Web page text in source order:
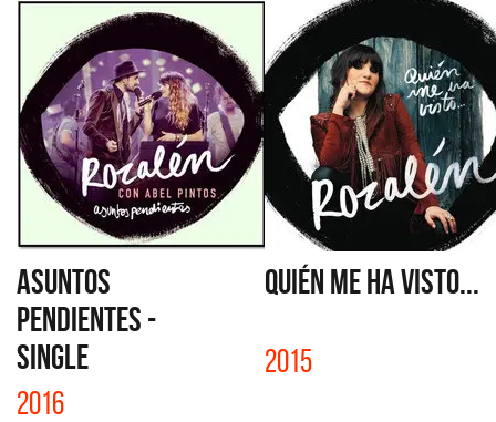
ASUNTOS
PENDIENTES -
SINGLE
2016
QUIÉN ME HA VISTO...
2015